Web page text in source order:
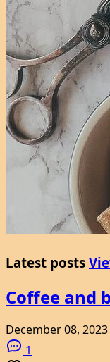
Latest posts
Coffee and
December 08, 2023
1